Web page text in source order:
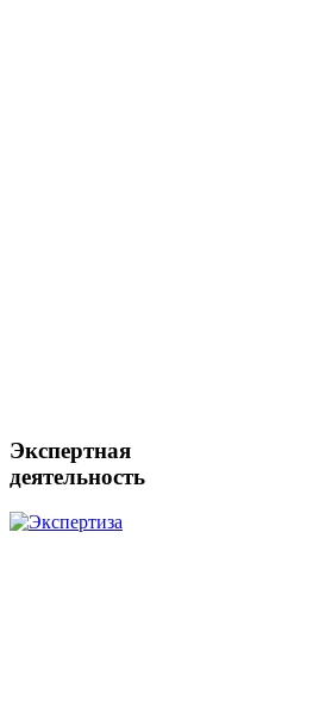
Экспертная
деятельность